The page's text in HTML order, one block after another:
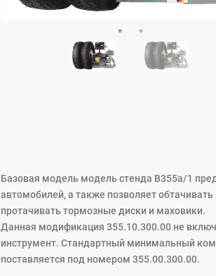
Базовая модель модель стенда В355а/1
автомобилей, а также позволяет
протачивать тормозные диски и маховики.
Данная модификация 355.10.300.00 не
инструмент. Стандартный минимальный
поставляется под номером 355.00.300.00.